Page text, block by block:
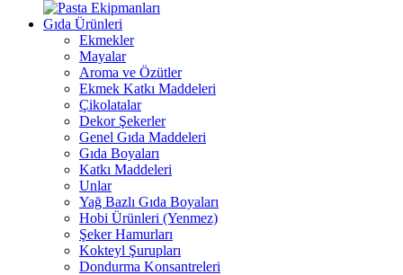
Gıda Ürünleri
Ekmekler
Mayalar
Aroma ve Özütler
Ekmek Katkı Maddeleri
Çikolatalar
Dekor Şekerler
Genel Gıda Maddeleri
Gıda Boyaları
Katkı Maddeleri
Unlar
Yağ Bazlı Gıda Boyaları
Hobi Ürünleri (Yenmez)
Şeker Hamurları
Kokteyl Şurupları
Dondurma Konsantreleri